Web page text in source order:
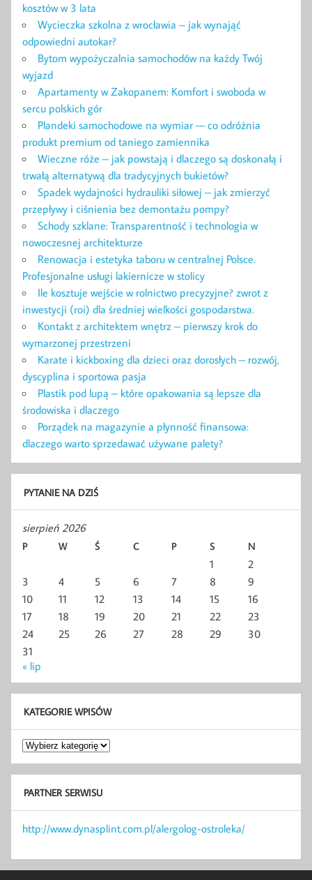
kosztów w 3 lata
Wycieczka szkolna z wrocławia – jak wynająć
odpowiedni autokar?
Bytom wypożyczalnia samochodów na każdy Twój
wyjazd
Apartamenty w Zakopanem: Komfort i swoboda w
sercu polskich gór
Plandeki samochodowe na wymiar — co odróżnia
produkt premium od taniego zamiennika
Wieczne róże – jak powstają i dlaczego są doskonałą i
trwałą alternatywą dla tradycyjnych bukietów?
Spadek wydajności hydrauliki siłowej – jak zmierzyć
przepływy i ciśnienia bez demontażu pompy?
Schody szklane: Transparentność i technologia w
nowoczesnej architekturze
Renowacja i estetyka taboru w centralnej Polsce.
Profesjonalne usługi lakiernicze w stolicy
Ile kosztuje wejście w rolnictwo precyzyjne? zwrot z
inwestycji (roi) dla średniej wielkości gospodarstwa.
Kontakt z architektem wnętrz – pierwszy krok do
wymarzonej przestrzeni
Karate i kickboxing dla dzieci oraz dorosłych – rozwój,
dyscyplina i sportowa pasja
Plastik pod lupą – które opakowania są lepsze dla
środowiska i dlaczego
Porządek na magazynie a płynność finansowa:
dlaczego warto sprzedawać używane palety?
PYTANIE NA DZIŚ
sierpień 2026
P W Ś C P S N
1
2
3
4 5 6 7 8
9
10
11 12 13 14 15
16
17
18 19 20 21 22
23
24
25 26 27 28 29
30
31
« lip
KATEGORIE WPISÓW
Kategorie
wpisów
PARTNER SERWISU
http://www.dynasplint.com.pl/alergolog-ostroleka/